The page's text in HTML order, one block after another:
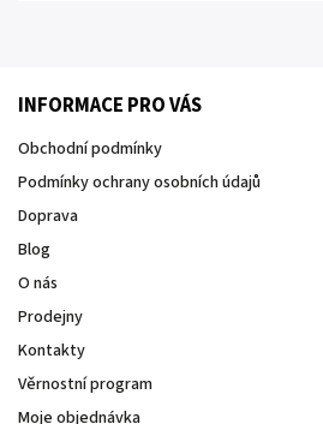
INFORMACE PRO VÁS
Obchodní podmínky
Podmínky ochrany osobních údajů
Doprava
Blog
O nás
Prodejny
Kontakty
Věrnostní program
Moje objednávka